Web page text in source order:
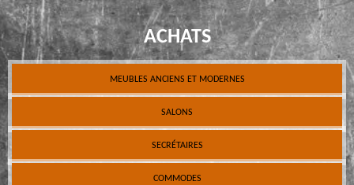
ACHATS
MEUBLES ANCIENS ET MODERNES
SALONS
SECRÉTAIRES
COMMODES